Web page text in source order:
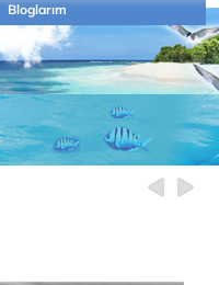
Bloglarım